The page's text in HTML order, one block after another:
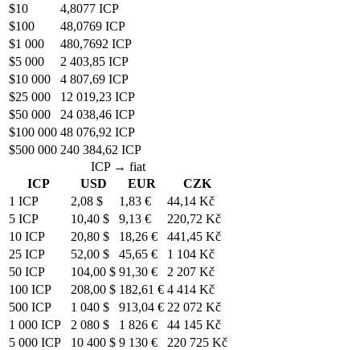
$10
4,8077 ICP
$100
48,0769 ICP
$1 000
480,7692 ICP
$5 000
2 403,85 ICP
$10 000
4 807,69 ICP
$25 000
12 019,23 ICP
$50 000
24 038,46 ICP
$100 000 48 076,92 ICP
$500 000 240 384,62 ICP
ICP → fiat
ICP
USD EUR
CZK
1 ICP
2,08 $ 1,83 €
44,14 Kč
5 ICP
10,40 $ 9,13 €
220,72 Kč
10 ICP
20,80 $ 18,26 €
441,45 Kč
25 ICP
52,00 $ 45,65 €
1 104 Kč
50 ICP
104,00 $ 91,30 €
2 207 Kč
100 ICP
208,00 $ 182,61 € 4 414 Kč
500 ICP
1 040 $ 913,04 € 22 072 Kč
1 000 ICP
2 080 $ 1 826 €
44 145 Kč
5 000 ICP
10 400 $ 9 130 €
220 725 Kč